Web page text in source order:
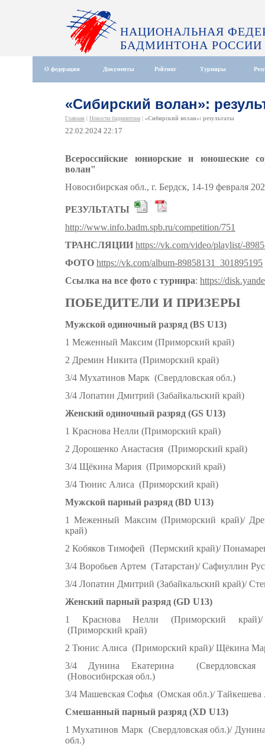
НАЦИОНАЛЬНАЯ
БАДМИНТОНА РОССИИ
О федерации Документы Рейтинг Турниры
«Сибирский волан»:
Главная | Новости бадминтона | «Сибирский волан»: результаты
22.02.2024 22:17
Всероссийские юниорские и юношеские
волан"
Новосибирская обл., г. Бердск, 14-19 февраля
РЕЗУЛЬТАТЫ
http://www.info.badm.spb.ru/competition/751
ТРАНСЛЯЦИИ https://vk.com/video/playlist/-
ФОТО https://vk.com/album-89858131_301895195
Ссылка на все фото с турнира: https://
ПОБЕДИТЕЛИ И ПРИЗЕРЫ
Мужской одиночный разряд (BS U13)
1 Меженный Максим (Приморский край)
2 Дремин Никита (Приморский край)
3/4 Мухатинов Марк (Свердловская обл.)
3/4 Лопатин Дмитрий (Забайкальский край)
Женский одиночный разряд (GS U13)
1 Краснова Нелли (Приморский край)
2 Дорошенко Анастасия (Приморский край)
3/4 Щёкина Мария (Приморский край)
3/4 Тюнис Алиса (Приморский край)
Мужской парный разряд (BD U13)
1 Меженный Максим (Приморский край)/
край)
2 Кобяков Тимофей (Пермский край)/
3/4 Воробьев Артем (Татарстан)/ Сафиуллин
3/4 Лопатин Дмитрий (Забайкальский край)/
Женский парный разряд (GD U13)
1 Краснова Нелли (Приморский край)/
(Приморский край)
2 Тюнис Алиса (Приморский край)/ Щёкина
3/4 Дунина Екатерина (Свердловская
(Новосибирская обл.)
3/4 Машевская Софья (Омская обл.)/
Смешанный парный разряд (XD U13)
1 Мухатинов Марк (Свердловская обл.)/
обл.)